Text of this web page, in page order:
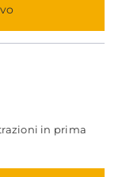
in prima